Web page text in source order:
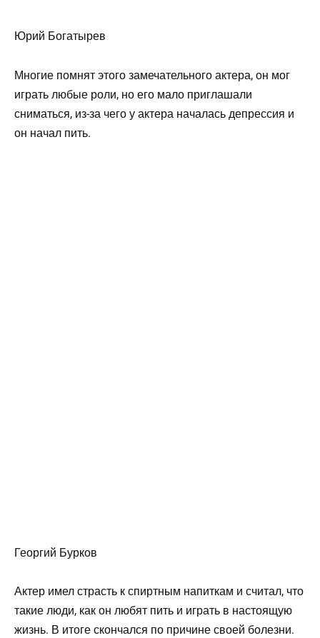
Юрий Богатырев
Многие помнят этого замечательного актера, он мог
играть любые роли, но его мало приглашали
сниматься, из-за чего у актера началась депрессия и
он начал пить.
Георгий Бурков
Актер имел страсть к спиртным напиткам и считал, что
такие люди, как он любят пить и играть в настоящую
жизнь. В итоге скончался по причине своей болезни.